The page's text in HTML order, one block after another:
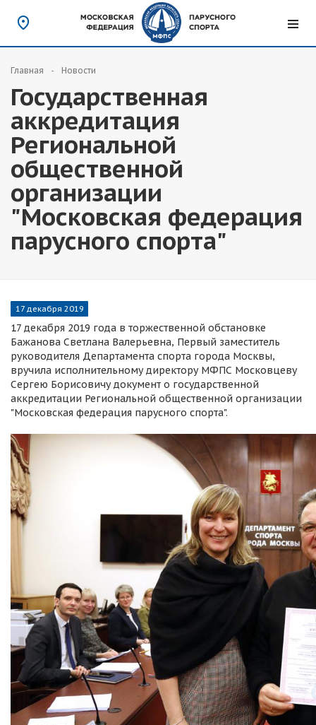
Главная Новости
Государственная
аккредитация
Региональной
общественной
организации
"Московская федерация
парусного спорта"
17 декабря 2019
17 декабря 2019 года в торжественной обстановке
Бажанова Светлана Валерьевна, Первый заместитель
руководителя Департамента спорта города Москвы,
вручила исполнительному директору МФПС Московцеву
Сергею Борисовичу документ о государственной
аккредитации Региональной общественной организации
"Московская федерация парусного спорта".